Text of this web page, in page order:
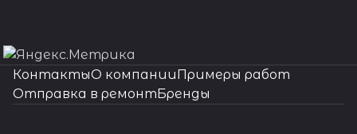
наиболее
сложных
ситуациях.
мастерам!
КонтактыО компанииПримеры работ
Отправка в ремонтБренды